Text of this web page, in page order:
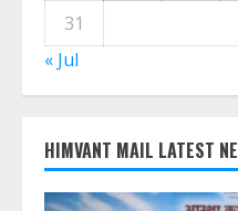
31
« Jul
HIMVANT MAIL LATEST